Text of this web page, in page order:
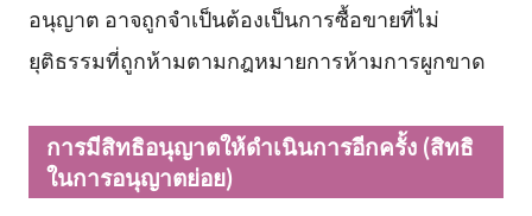
อนุญาต อาจถูกจำเป็นต้องเป็นการซื้อขายที่ไม่
ยุติธรรมที่ถูกห้ามตามกฎหมายการห้ามการผูกขาด
การมีสิทธิอนุญาตให้ดำเนินการอีกครั้ง (สิทธิ
ในการอนุญาตย่อย)